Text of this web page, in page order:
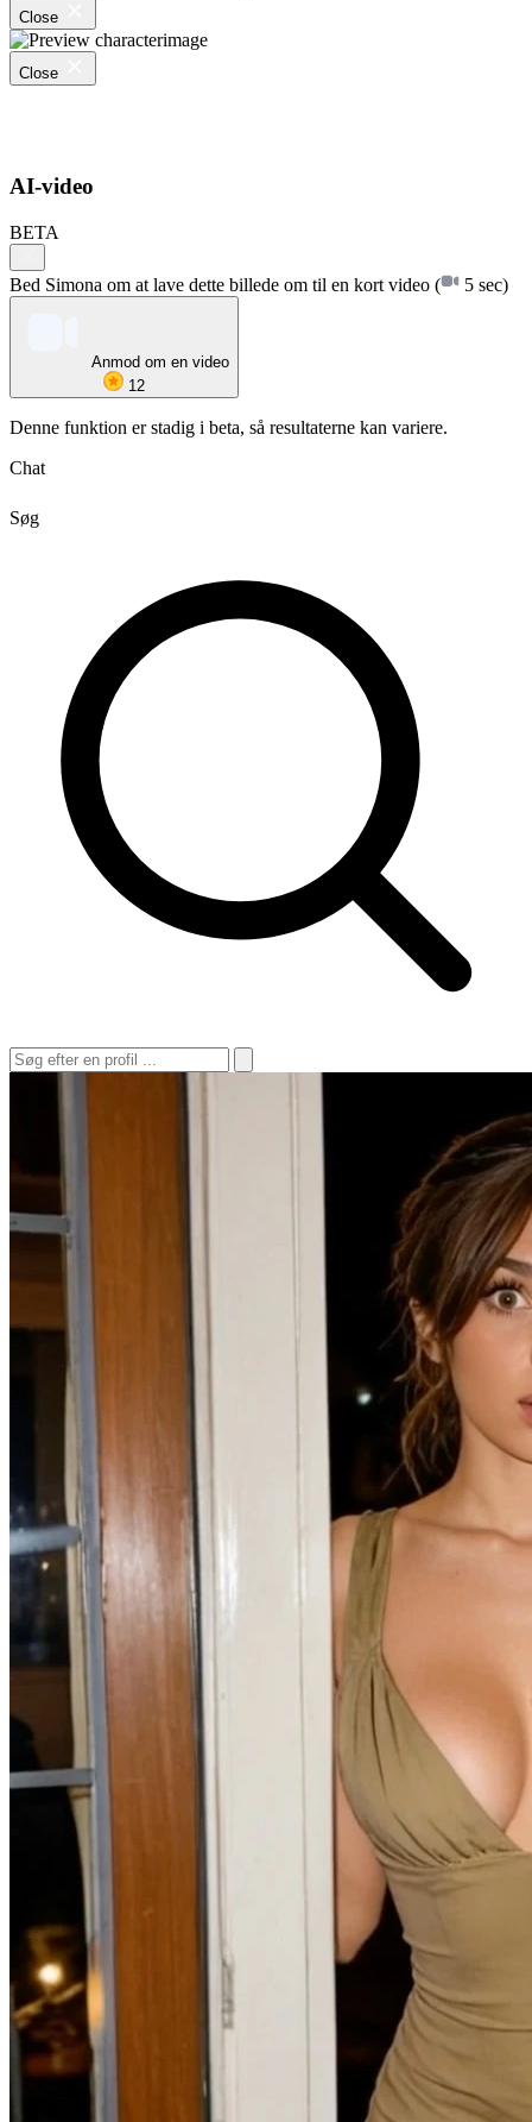
Close
Close
AI-video
BETA
Bed Simona om at lave dette billede om til en kort video ( 5 sec)
Anmod om en video
12
Denne funktion er stadig i beta, så resultaterne kan variere.
Chat
Søg